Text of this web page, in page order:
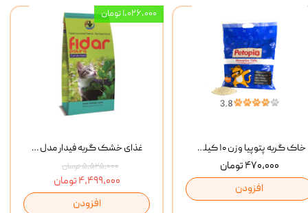
غذای خشک گربه فیدار مدل Adult وزن 10 کیلوگرم
۵,۵۲۵,۰۰۰ تومان
۴,۴۹۹,۰۰۰ تومان
افزودن
۱,۰۲۶,۰۰۰ تومان
خاک گربه پتوپیا وزن ۱۰ کیلوگرم
۴۷۰,۰۰۰ تومان
افزودن